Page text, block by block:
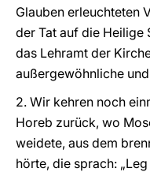
Glauben erleuchteten
der Tat auf die Heilige
das Lehramt der
außergewöhnliche
2. Wir kehren noch
Horeb zurück, wo
weidete, aus dem
hörte, die sprach: